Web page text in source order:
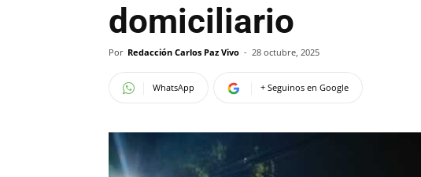
domiciliario
Por Redacción Carlos Paz Vivo - 28 octubre, 2025
WhatsApp + Seguinos en Google